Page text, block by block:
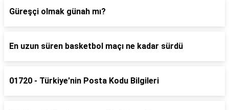
Güreşçi olmak günah mı?
En uzun süren basketbol maçı ne kadar sürdü
01720 - Türkiye'nin Posta Kodu Bilgileri